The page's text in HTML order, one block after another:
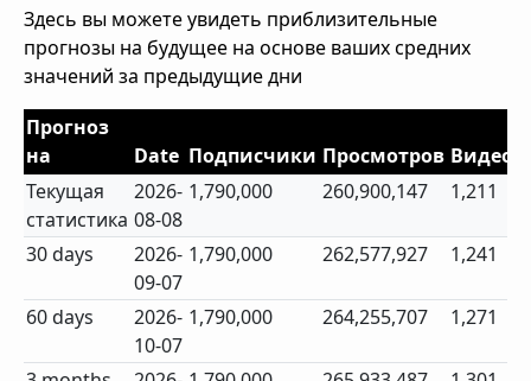
Здесь вы можете увидеть приблизительные
прогнозы на будущее на основе ваших средних
значений за предыдущие дни
Прогноз
на
Date Подписчики Просмотров Видео
Текущая
статистика
2026-
08-08
1,790,000 260,900,147 1,211
30 days
2026-
09-07
1,790,000 262,577,927 1,241
60 days
2026-
10-07
1,790,000 264,255,707 1,271